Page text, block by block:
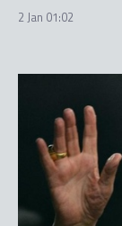
2 Jan 01:02